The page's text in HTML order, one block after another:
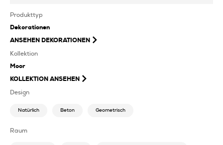
Produkttyp
Dekorationen
ANSEHEN DEKORATIONEN
Kollektion
Moor
KOLLEKTION ANSEHEN
Design
Natürlich Beton Geometrisch
Raum